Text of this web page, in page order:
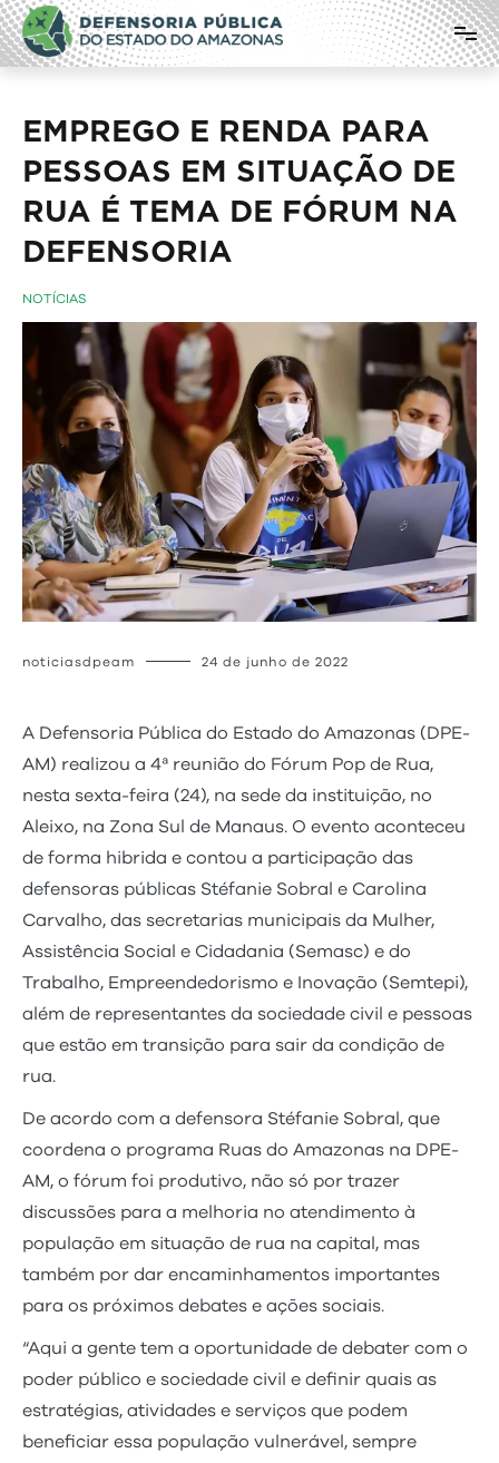
Pular
para
o
conteúdo
Defensoria Pública do Estado do
Amazonas
EMPREGO E RENDA PARA
PESSOAS EM SITUAÇÃO DE
RUA É TEMA DE FÓRUM NA
DEFENSORIA
NOTÍCIAS
noticiasdpeam 24 de junho de 2022
A Defensoria Pública do Estado do Amazonas (DPE-
AM) realizou a 4ª reunião do Fórum Pop de Rua,
nesta sexta-feira (24), na sede da instituição, no
Aleixo, na Zona Sul de Manaus. O evento aconteceu
de forma hibrida e contou a participação das
defensoras públicas Stéfanie Sobral e Carolina
Carvalho, das secretarias municipais da Mulher,
Assistência Social e Cidadania (Semasc) e do
Trabalho, Empreendedorismo e Inovação (Semtepi),
além de representantes da sociedade civil e pessoas
que estão em transição para sair da condição de
rua.
De acordo com a defensora Stéfanie Sobral, que
coordena o programa Ruas do Amazonas na DPE-
AM, o fórum foi produtivo, não só por trazer
discussões para a melhoria no atendimento à
população em situação de rua na capital, mas
também por dar encaminhamentos importantes
para os próximos debates e ações sociais.
“Aqui a gente tem a oportunidade de debater com o
poder público e sociedade civil e definir quais as
estratégias, atividades e serviços que podem
beneficiar essa população vulnerável, sempre